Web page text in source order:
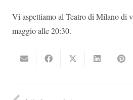
Vi aspettiamo al Teatro di Milano di
maggio alle 20:30.